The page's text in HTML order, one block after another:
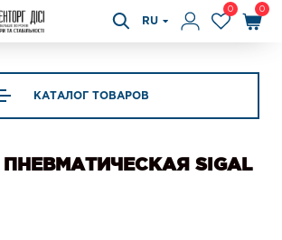
RU
0 0
КАТАЛОГ ТОВАРОВ
SIGAL